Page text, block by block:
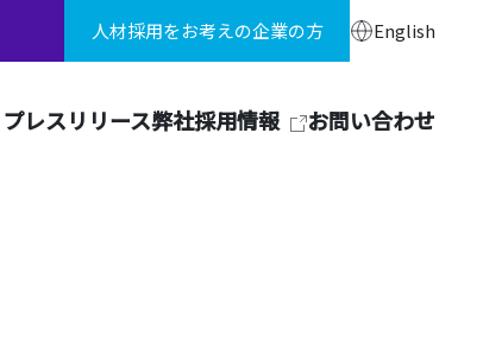
人材採用をお考えの企業の方 English
プレスリリース弊社採用情報 お問い合わせ